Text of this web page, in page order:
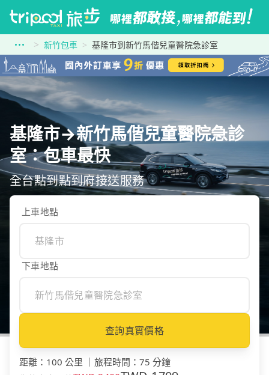
新竹包車 基隆市到新竹馬偕兒童醫院急診室
基隆市→新竹馬偕兒童醫院急診
室：包車最快
全台點到點到府接送服務
上車地點
下車地點
查詢真實價格
距離 ： 100 公里 旅程時間 ： 75 分鐘